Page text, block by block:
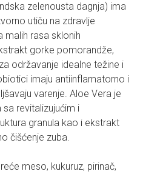
zelenousta dagnja) ima
utiču na zdravlje
rasa sklonih
gorke pomorandže,
održavanje idealne težine i
imaju antiinflamatorno i
varenje. Aloe Vera je
revitalizujućim i
granula kao i ekstrakt
čišćenje zuba.
meso, kukuruz, pirinač,